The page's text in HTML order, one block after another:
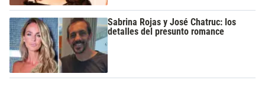
Sabrina Rojas y José Chatruc: los
detalles del presunto romance